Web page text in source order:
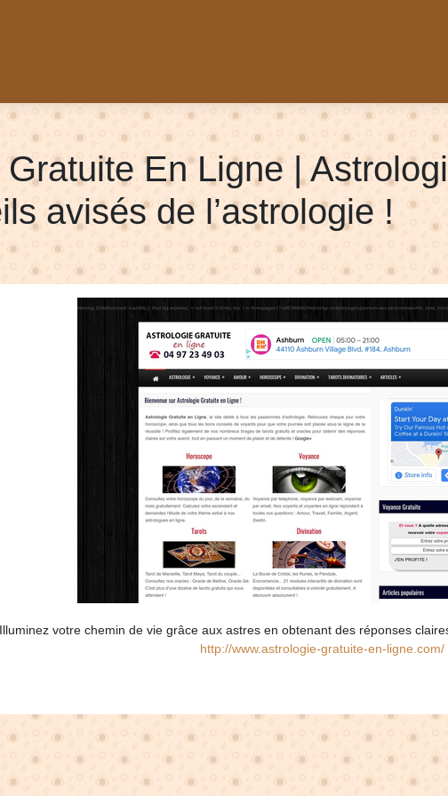
En Ligne |
avisés de l’astrologie !
votre chemin de vie grâce aux astres en obtenant des réponses
http://www.astrologie-gratuite-en-ligne.com/